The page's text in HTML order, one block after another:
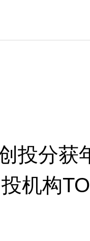
投分获
机构